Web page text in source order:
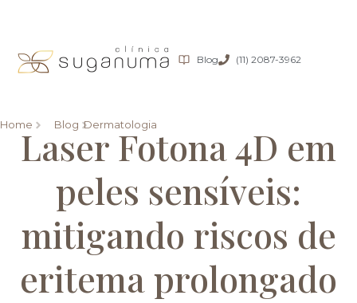
Blog (11) 2087-3962
Home Blog Dermatologia
Laser Fotona 4D em
peles sensíveis:
mitigando riscos de
eritema prolongado